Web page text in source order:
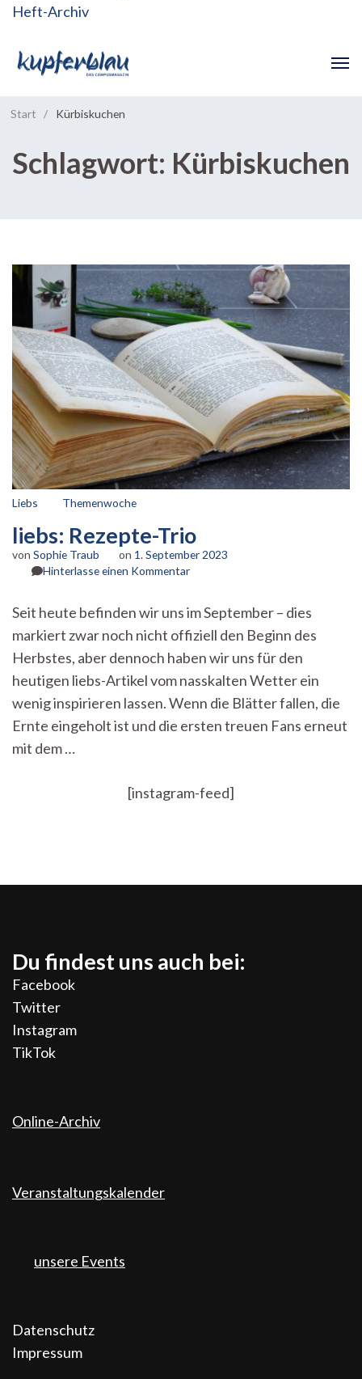
Heft-Archiv
Start / Kürbiskuchen
Schlagwort: Kürbiskuchen
Liebs Themenwoche
liebs: Rezepte-Trio
von Sophie Traub on 1. September 2023
Hinterlasse einen Kommentarzu
Trio
Seit heute befinden wir uns im September – dies
markiert zwar noch nicht offiziell den Beginn des
Herbstes, aber dennoch haben wir uns für den
heutigen liebs-Artikel vom nasskalten Wetter ein
wenig inspirieren lassen. Wenn die Blätter fallen, die
Ernte eingeholt ist und die ersten treuen Fans erneut
mit dem …
[instagram-feed]
Du findest uns auch bei:
Facebook
Twitter
Instagram
TikTok
Online-Archiv
Veranstaltungskalender
unsere Events
Datenschutz
Impressum